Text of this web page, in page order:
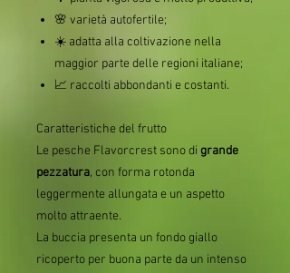
🌸 varietà autofertile;
☀️ adatta alla coltivazione nella
maggior parte delle regioni italiane;
📈 raccolti abbondanti e costanti.
Caratteristiche del frutto
Le pesche Flavorcrest sono di grande
pezzatura, con forma rotonda
leggermente allungata e un aspetto
molto attraente.
La buccia presenta un fondo giallo
ricoperto per buona parte da un intenso